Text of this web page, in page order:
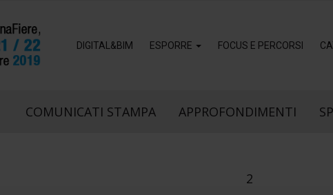
DIGITAL&BIM ESPORRE FOCUS E PERCORSI
COMUNICATI STAMPA APPROFONDIMENTI
2